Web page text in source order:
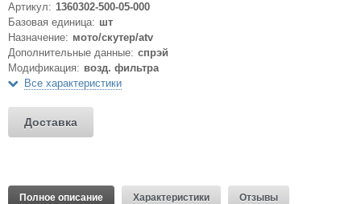
Артикул: 1360302-500-05-000
Базовая единица: шт
Назначение: мото/скутер/atv
Дополнительные данные: спрэй
Модификация: возд. фильтра
Все характеристики
Доставка
Полное описание Характеристики Отзывы